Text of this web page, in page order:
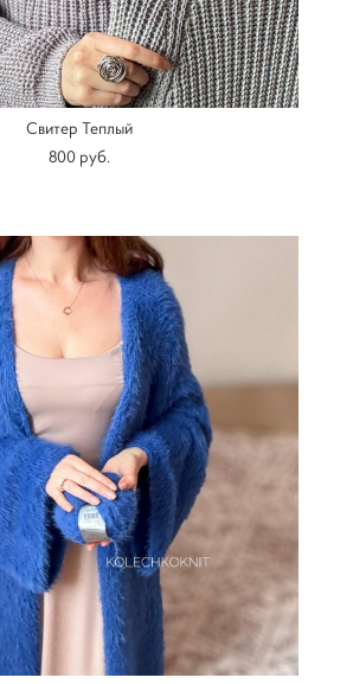
Свитер Теплый
800 pуб.